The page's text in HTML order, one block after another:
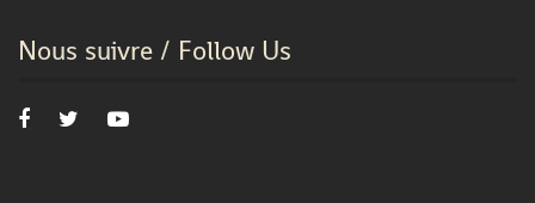
Nous suivre / Follow Us